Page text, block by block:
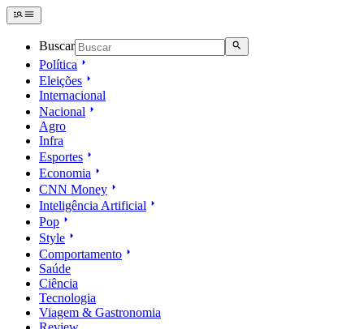
Buscar
Política
Eleições
Internacional
Nacional
Agro
Infra
Esportes
Economia
CNN Money
Inteligência Artificial
Pop
Style
Comportamento
Saúde
Ciência
Tecnologia
Viagem & Gastronomia